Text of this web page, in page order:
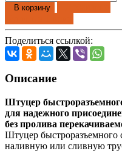
В корзину
Поделиться ссылкой:
Описание
Штуцер
для надежного
без пролива
Штуцер быстроразъемного
наливную или сливную